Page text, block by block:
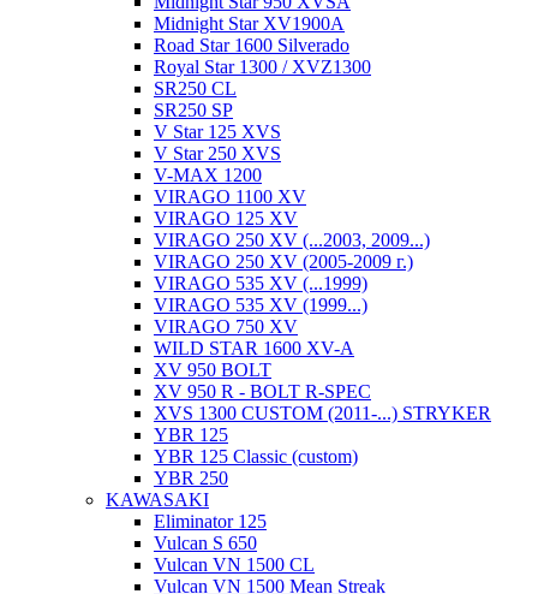
Midnight Star XV1900A
Road Star 1600 Silverado
Royal Star 1300 / XVZ1300
SR250 CL
SR250 SP
V Star 125 XVS
V Star 250 XVS
V-MAX 1200
VIRAGO 1100 XV
VIRAGO 125 XV
VIRAGO 250 XV (...2003, 2009...)
VIRAGO 250 XV (2005-2009 г.)
VIRAGO 535 XV (...1999)
VIRAGO 535 XV (1999...)
VIRAGO 750 XV
WILD STAR 1600 XV-A
XV 950 BOLT
XV 950 R - BOLT R-SPEC
XVS 1300 CUSTOM (2011-...) STRYKER
YBR 125
YBR 125 Classic (custom)
YBR 250
KAWASAKI
Eliminator 125
Vulcan S 650
Vulcan VN 1500 CL
Vulcan VN 1500 Mean Streak